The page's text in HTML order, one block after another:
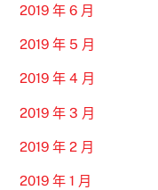
2019 年 6 月
2019 年 5 月
2019 年 4 月
2019 年 3 月
2019 年 2 月
2019 年 1 月